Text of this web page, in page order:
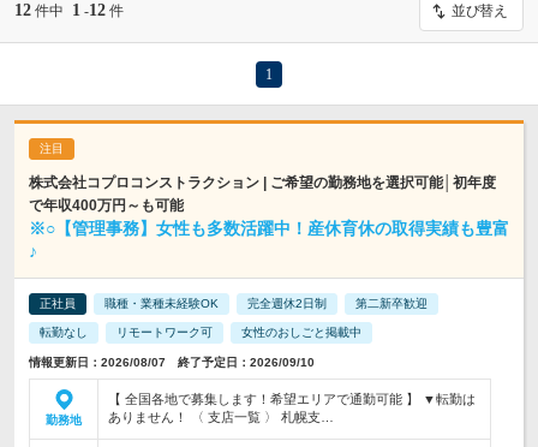
12 件中 1 -12 件 並び替え
1
株式会社コプロコンストラクション | ご希望の勤務地を選択可能│初年度
で年収400万円～も可能
※○【管理事務】女性も多数活躍中！産休育休の取得実績も豊富
♪
正社員 職種・業種未経験OK 完全週休2日制 第二新卒歓迎
転勤なし リモートワーク可 女性のおしごと掲載中
情報更新日：2026/08/07 終了予定日：2026/09/10
勤務地
【 全国各地で募集します！希望エリアで通勤可能 】 ▼転勤は
ありません！ 〈 支店一覧 〉 札幌支…